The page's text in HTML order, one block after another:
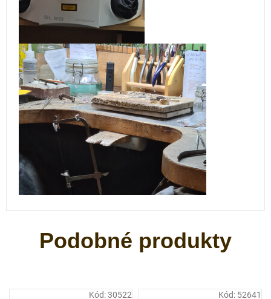
Kód:30522 Kód: 52641